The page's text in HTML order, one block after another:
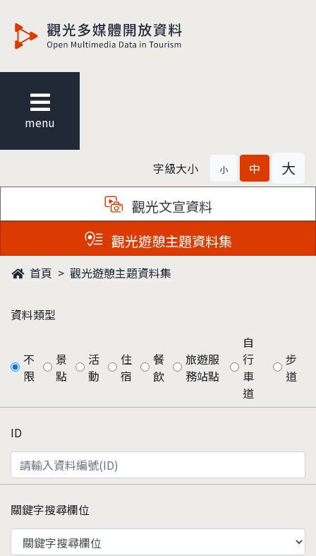
menu
字級大小 小 中 大
觀光文宣資料
觀光遊憩主題資料集
首頁 觀光遊憩主題資料集
資料類型
不
限
景
點
活
動
住
宿
餐
飲
旅遊服
務站點
自
行
車
道
步
道
ID
關鍵字搜尋欄位